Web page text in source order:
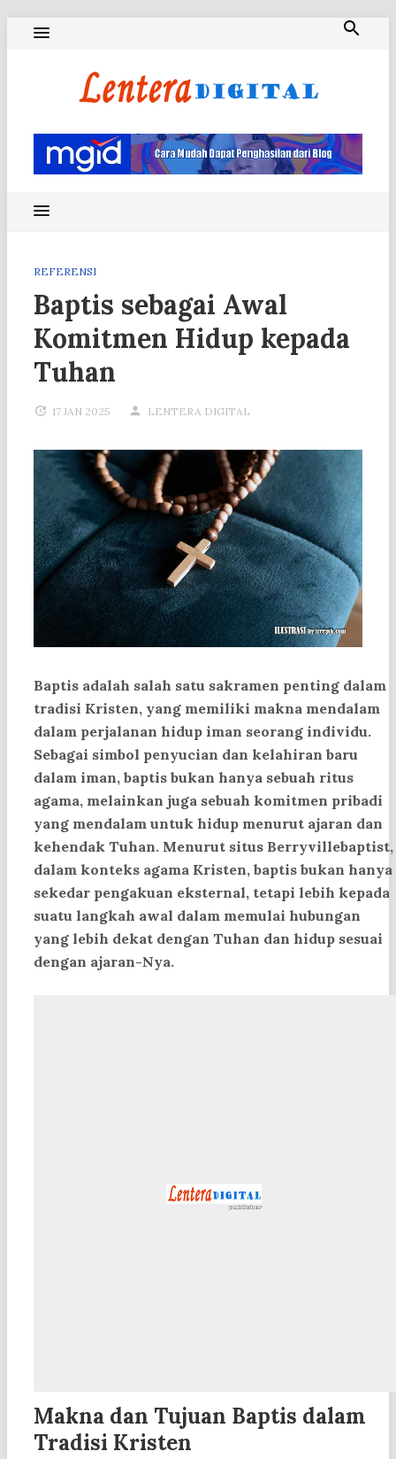
REFERENSI
Baptis sebagai Awal
Komitmen Hidup kepada
Tuhan
17 JAN 2025 LENTERA DIGITAL
Baptis adalah salah satu sakramen penting dalam
tradisi Kristen, yang memiliki makna mendalam
dalam perjalanan hidup iman seorang individu.
Sebagai simbol penyucian dan kelahiran baru
dalam iman, baptis bukan hanya sebuah ritus
agama, melainkan juga sebuah komitmen pribadi
yang mendalam untuk hidup menurut ajaran dan
kehendak Tuhan. Menurut situs Berryvillebaptist,
dalam konteks agama Kristen, baptis bukan hanya
sekedar pengakuan eksternal, tetapi lebih kepada
suatu langkah awal dalam memulai hubungan
yang lebih dekat dengan Tuhan dan hidup sesuai
dengan ajaran-Nya.
Makna dan Tujuan Baptis dalam
Tradisi Kristen